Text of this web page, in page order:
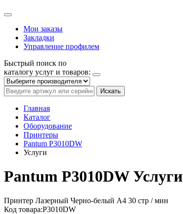
Мои заказы
Закладки
Управление профилем
Быстрый поиск по
каталогу услуг и товаров:
Искать
Главная
Каталог
Оборудование
Принтеры
Pantum P3010DW
Услуги
Pantum P3010DWУслуги
Принтер Лазерный Черно-белый A4 30 стр / мин
Код товара:P3010DW